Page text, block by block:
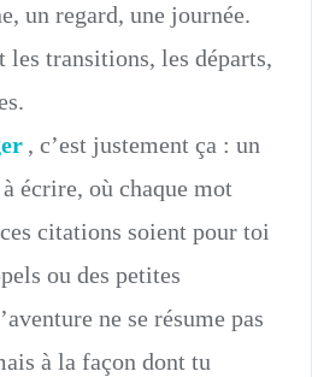
un regard, une journée.
les transitions, les départs,
, c’est justement ça : un
écrire, où chaque mot
citations soient pour toi
ou des petites
ne se résume pas
à la façon dont tu